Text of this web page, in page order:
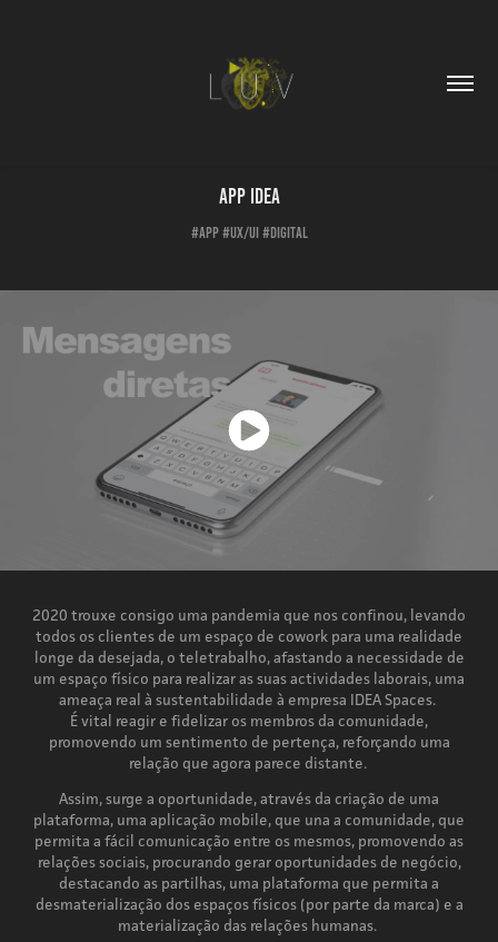
APP IDEA
#APP #UX/UI #DIGITAL
2020 trouxe consigo uma pandemia que nos confinou, levando
todos os clientes de um espaço de cowork para uma realidade
longe da desejada, o teletrabalho, afastando a necessidade de
um espaço físico para realizar as suas actividades laborais, uma
ameaça real à sustentabilidade à empresa IDEA Spaces.
É vital reagir e fidelizar os membros da comunidade,
promovendo um sentimento de pertença, reforçando uma
relação que agora parece distante.
Assim, surge a oportunidade, através da criação de uma
plataforma, uma aplicação mobile, que una a comunidade, que
permita a fácil comunicação entre os mesmos, promovendo as
relações sociais, procurando gerar oportunidades de negócio,
destacando as partilhas, uma plataforma que permita a
desmaterialização dos espaços físicos (por parte da marca) e a
materialização das relações humanas.